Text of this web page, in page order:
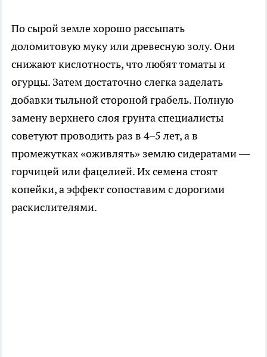
По сырой земле хорошо рассыпать
доломитовую муку или древесную золу. Они
снижают кислотность, что любят томаты и
огурцы. Затем достаточно слегка заделать
добавки тыльной стороной грабель. Полную
замену верхнего слоя грунта специалисты
советуют проводить раз в 4–5 лет, а в
промежутках «оживлять» землю сидератами —
горчицей или фацелией. Их семена стоят
копейки, а эффект сопоставим с дорогими
раскислителями.